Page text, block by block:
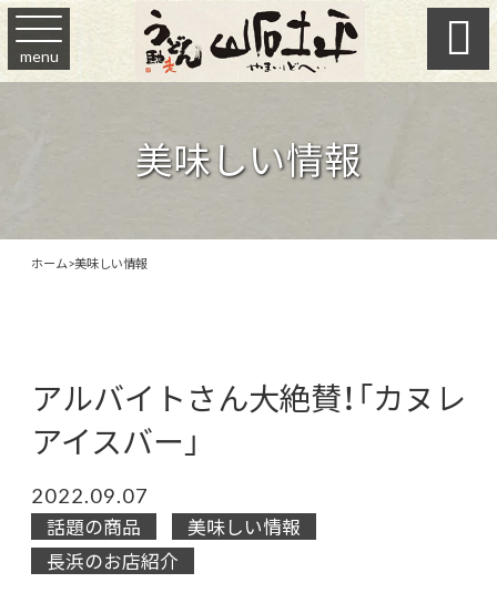
menu 
美味しい情報
ホーム>美味しい情報
アルバイトさん大絶賛！「カヌレ
アイスバー」
2022.09.07
話題の商品
美味しい情報
長浜のお店紹介